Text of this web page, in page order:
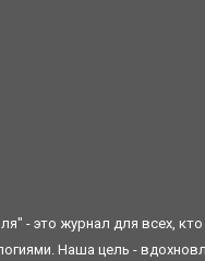
- это журнал для всех, кто
Наша цель -